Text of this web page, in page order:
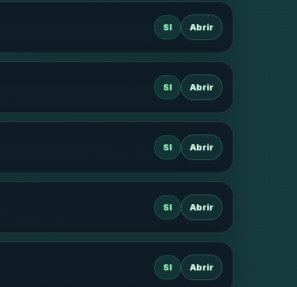
SI Abrir
SI Abrir
SI Abrir
SI Abrir
SI Abrir